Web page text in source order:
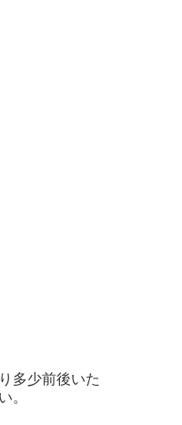
多少前後いた
。